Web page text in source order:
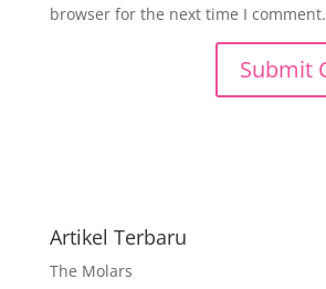
browser for the next time I comment.
Artikel Terbaru
The Molars